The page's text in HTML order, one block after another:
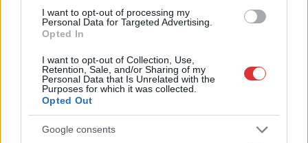
I want to opt-out of processing my
Personal Data for Targeted Advertising.
Opted In
I want to opt-out of Collection, Use,
Retention, Sale, and/or Sharing of my
Personal Data that Is Unrelated with the
Purposes for which it was collected.
Opted Out
Google consents
Csődbe ment a tószegi Accell Hunland, a hazai
kerékpárgyártás meghatározó szereplője
anyavállalat fizetési haladékot kért. Az európai
kerékpáripar...
JNSZ megyei hírek